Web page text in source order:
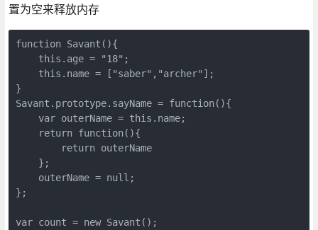
置为空来释放内存
function Savant(){
    this.age = "18";
    this.name = ["saber","archer"];
}
Savant.prototype.sayName = function(){
    var outerName = this.name;
    return function(){
        return outerName
    };
    outerName = null;
};
var count = new Savant();